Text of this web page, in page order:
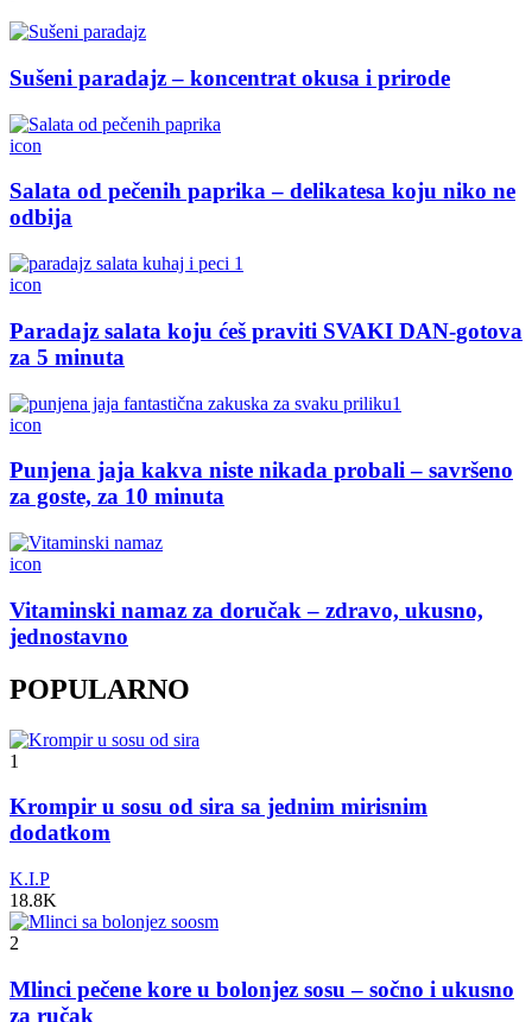
Sušeni paradajz – koncentrat okusa i prirode
icon
Salata od pečenih paprika – delikatesa koju niko ne
odbija
icon
Paradajz salata koju ćeš praviti SVAKI DAN-gotova
za 5 minuta
icon
Punjena jaja kakva niste nikada probali – savršeno
za goste, za 10 minuta
icon
Vitaminski namaz za doručak – zdravo, ukusno,
jednostavno
POPULARNO
1
Krompir u sosu od sira sa jednim mirisnim
dodatkom
K.I.P
18.8K
2
Mlinci pečene kore u bolonjez sosu – sočno i ukusno
za ručak